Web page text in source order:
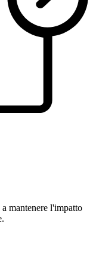
mantenere l'impatto